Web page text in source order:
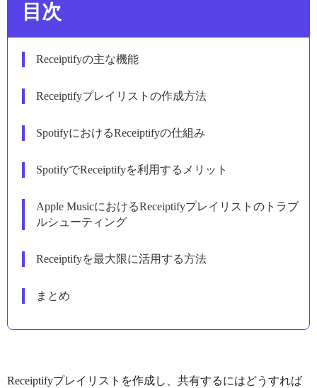
目次
Receiptifyの主な機能
Receiptifyプレイリストの作成方法
SpotifyにおけるReceiptifyの仕組み
SpotifyでReceiptifyを利用するメリット
Apple MusicにおけるReceiptifyプレイリストのトラブ
ルシューティング
Receiptifyを最大限に活用する方法
まとめ
Receiptifyプレイリストを作成し、共有するにはどうすれば